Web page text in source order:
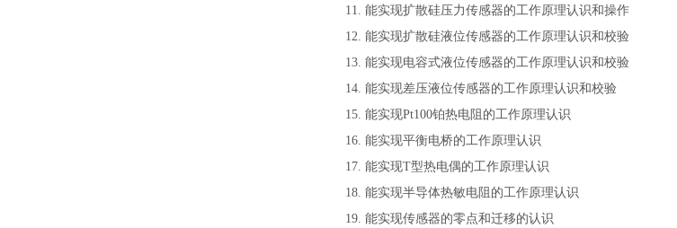
11. 能实现扩散硅压力传感器的工作原理认识和操作
12. 能实现扩散硅液位传感器的工作原理认识和校验
13. 能实现电容式液位传感器的工作原理认识和校验
14. 能实现差压液位传感器的工作原理认识和校验
15. 能实现Pt100铂热电阻的工作原理认识
16. 能实现平衡电桥的工作原理认识
17. 能实现T型热电偶的工作原理认识
18. 能实现半导体热敏电阻的工作原理认识
19. 能实现传感器的零点和迁移的认识